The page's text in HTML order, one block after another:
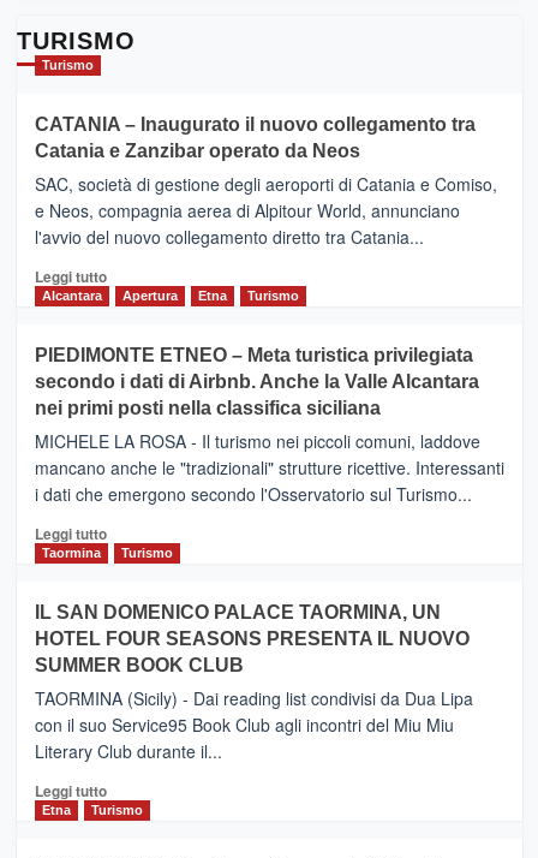
TURISMO
Turismo
CATANIA – Inaugurato il nuovo collegamento tra
Catania e Zanzibar operato da Neos
SAC, società di gestione degli aeroporti di Catania e Comiso,
e Neos, compagnia aerea di Alpitour World, annunciano
l'avvio del nuovo collegamento diretto tra Catania...
Leggi tuttoLeggi
CATANIA
–
Inaugurato
il
nuovo
collegamento
tra
e
Zanzibar
da
Neos
Alcantara Apertura Etna Turismo
PIEDIMONTE ETNEO – Meta turistica privilegiata
secondo i dati di Airbnb. Anche la Valle Alcantara
nei primi posti nella classifica siciliana
MICHELE LA ROSA - Il turismo nei piccoli comuni, laddove
mancano anche le "tradizionali" strutture ricettive. Interessanti
i dati che emergono secondo l'Osservatorio sul Turismo...
Leggi tuttoLeggi
PIEDIMONTE
ETNEO
–
Meta
turistica
privilegiata
secondo
dati
di
Taormina Turismo
IL SAN DOMENICO PALACE TAORMINA, UN
HOTEL FOUR SEASONS PRESENTA IL NUOVO
SUMMER BOOK CLUB
TAORMINA (Sicily) - Dai reading list condivisi da Dua Lipa
con il suo Service95 Book Club agli incontri del Miu Miu
Literary Club durante il...
Leggi tuttoLeggi
di
Etna Turismo